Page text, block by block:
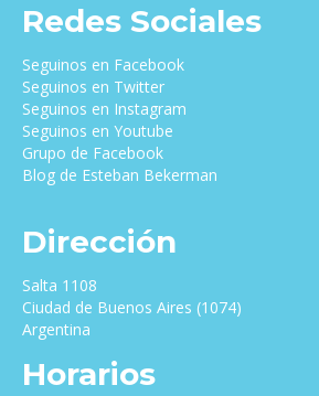
Redes Sociales
Seguinos en Facebook
Seguinos en Twitter
Seguinos en Instagram
Seguinos en Youtube
Grupo de Facebook
Blog de Esteban Bekerman
Dirección
Salta 1108
Ciudad de Buenos Aires (1074)
Argentina
Horarios